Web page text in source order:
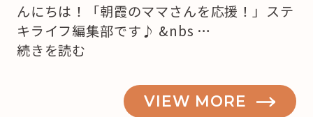
んにちは！「朝霞のママさんを応援！」ステ
キライフ編集部です♪ &nbs …
“桜
続きを読む
VIEW MORE